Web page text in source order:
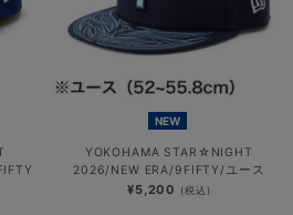
NEW
YOKOHAMA STAR☆NIGHT
2026/NEW ERA/9FIFTY/ユース
¥5,200 (税込)